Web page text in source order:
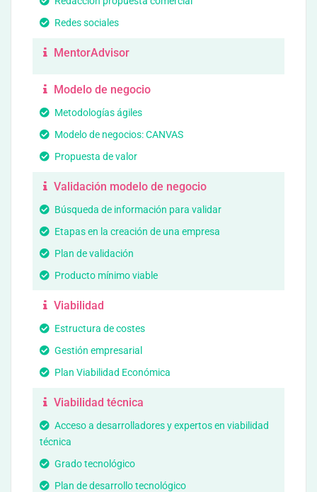
Redes sociales
MentorAdvisor
Modelo de negocio
Metodologías ágiles
Modelo de negocios: CANVAS
Propuesta de valor
Validación modelo de negocio
Búsqueda de información para validar
Etapas en la creación de una empresa
Plan de validación
Producto mínimo viable
Viabilidad
Estructura de costes
Gestión empresarial
Plan Viabilidad Económica
Viabilidad técnica
Acceso a desarrolladores y expertos en viabilidad
técnica
Grado tecnológico
Plan de desarrollo tecnológico